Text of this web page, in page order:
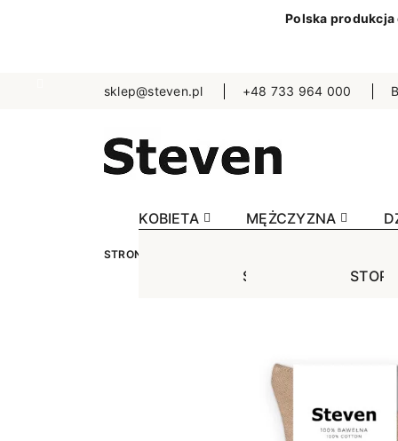
Polska produkcja
sklep@steven.pl +48 733 964 000
KOBIETA
STOPKI
Wzorowane
Bezuciskowe
Sportowe
MĘŻCZYZNA
STOPKI
Ciepłe
STRONA GŁÓWNA